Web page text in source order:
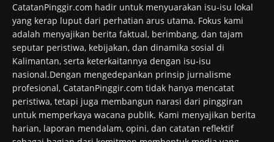
CatatanPinggir.com hadir untuk menyuarakan isu-isu lokal
yang kerap luput dari perhatian arus utama. Fokus kami
adalah menyajikan berita faktual, berimbang, dan tajam
seputar peristiwa, kebijakan, dan dinamika sosial di
Kalimantan, serta keterkaitannya dengan isu-isu
nasional.Dengan mengedepankan prinsip jurnalisme
profesional, CatatanPinggir.com tidak hanya mencatat
peristiwa, tetapi juga membangun narasi dari pinggiran
untuk memperkaya wacana publik. Kami menyajikan berita
harian, laporan mendalam, opini, dan catatan reflektif